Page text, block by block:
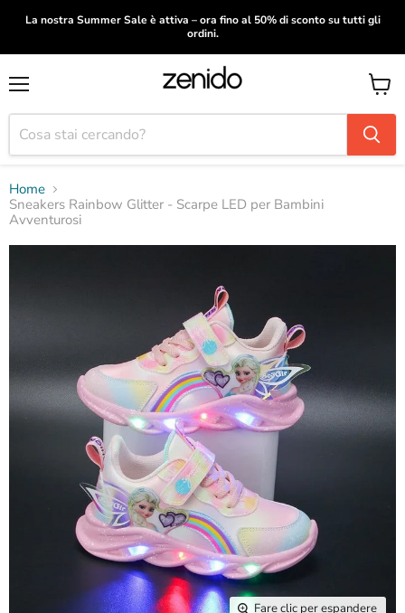
La nostra Summer Sale è attiva – ora fino al 50% di sconto su tutti gli
ordini.
il
Home
Sneakers Rainbow Glitter - Scarpe LED per Bambini
Avventurosi
Fare clic per espandere